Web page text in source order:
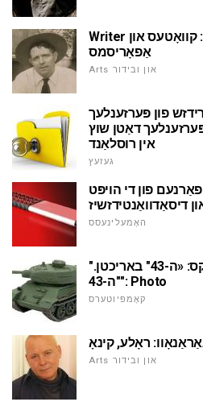
Writer לאַנד: דזשעק לאָנדאָן: קוואָטעס און
אַפאָריסמס
Arts און ובידור
פון פּערזענלעך
דאַטן שוץ
אין רוסלאַנד
געזעץ
פון די הויפּט
דיסאַדוואַנטידזשיז
האָמעלינעסס
"ה-43". וועלט פון טאַנקס: «ה-43" באריכטן.
"ה-43": Photo
קאָמפּיוטערס
Arts און ובידור